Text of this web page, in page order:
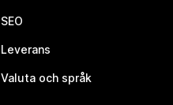
SEO
Leverans
Valuta och språk